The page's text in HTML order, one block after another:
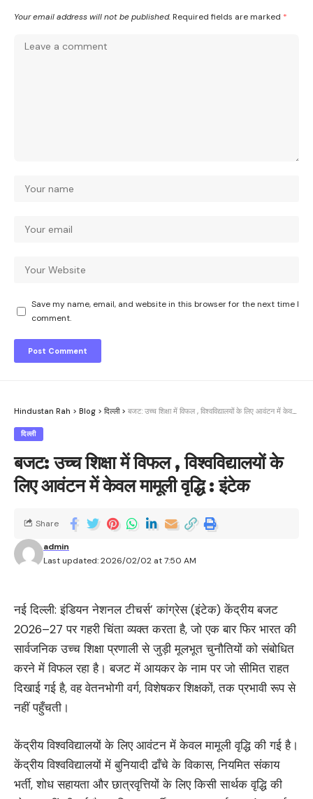
Your email address will not be published. Required fields are marked *
Save my name, email, and website in this browser for the next time I
comment.
Hindustan Rah > Blog > दिल्ली> बजट: उच्च शिक्षा में विफल , विश्वविद्यालयों के लिए आवंटन में केवल मामूली वृद्धि : इंटेक
दिल्ली
बजट: उच्च शिक्षा में विफल , विश्वविद्यालयों के
लिए आवंटन में केवल मामूली वृद्धि : इंटेक
Last updated: 2026/02/02 at 7:50 AM
admin
Share
नई दिल्ली: इंडियन नेशनल टीचर्स’ कांग्रेस (इंटेक) केंद्रीय बजट
2026–27 पर गहरी चिंता व्यक्त करता है, जो एक बार फिर भारत की
सार्वजनिक उच्च शिक्षा प्रणाली से जुड़ी मूलभूत चुनौतियों को संबोधित
करने में विफल रहा है। बजट में आयकर के नाम पर जो सीमित राहत
दिखाई गई है, वह वेतनभोगी वर्ग, विशेषकर शिक्षकों, तक प्रभावी रूप से
नहीं पहुँचती।
केंद्रीय विश्वविद्यालयों के लिए आवंटन में केवल मामूली वृद्धि की गई है।
केंद्रीय विश्वविद्यालयों में बुनियादी ढाँचे के विकास, नियमित संकाय
भर्ती, शोध सहायता और छात्रवृत्तियों के लिए किसी सार्थक वृद्धि की